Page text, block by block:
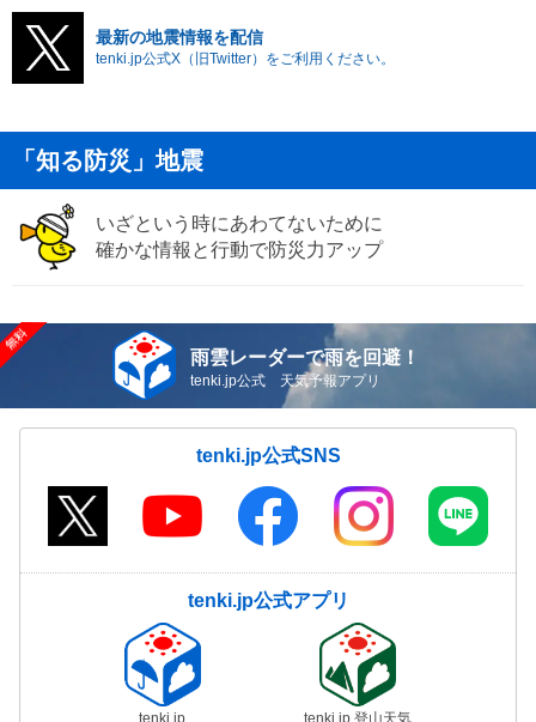
最新の地震情報を配信
tenki.jp公式X（旧Twitter）をご利用ください。
「知る防災」地震
いざという時にあわてないために
確かな情報と行動で防災力アップ
雨雲レーダーで雨を回避！
tenki.jp公式 天気予報アプリ
tenki.jp公式SNS
tenki.jp公式アプリ
tenki.jp tenki.jp 登山天気